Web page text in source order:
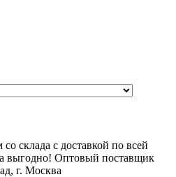
склада с доставкой по всей
выгодно! Оптовый поставщик
г. Москва